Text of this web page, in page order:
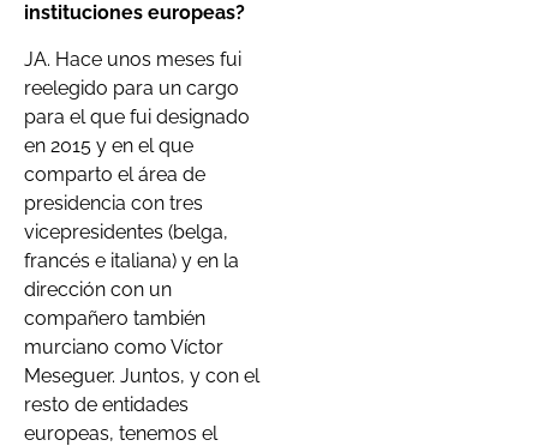
instituciones europeas?
JA. Hace unos meses fui
reelegido para un cargo
para el que fui designado
en 2015 y en el que
comparto el área de
presidencia con tres
vicepresidentes (belga,
francés e italiana) y en la
dirección con un
compañero también
murciano como Víctor
Meseguer. Juntos, y con el
resto de entidades
europeas, tenemos el